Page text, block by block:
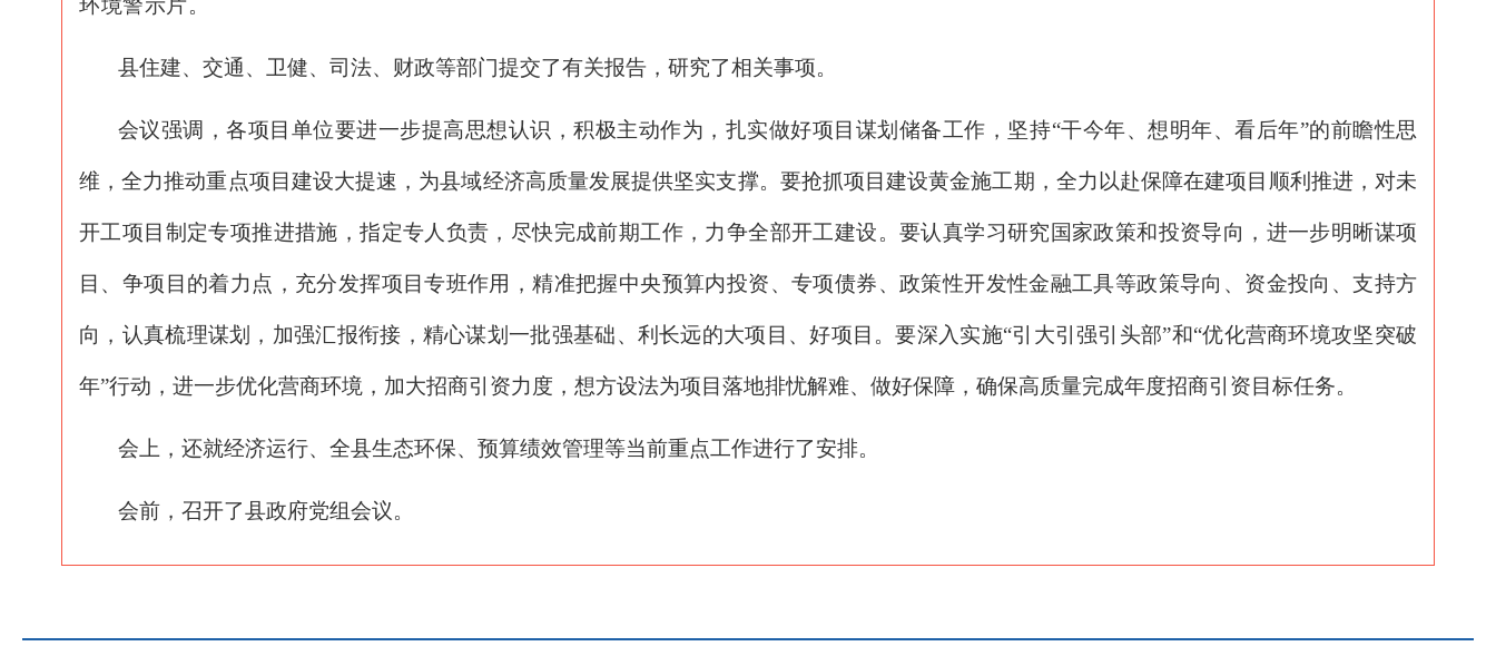
环境警示片。
县住建、交通、卫健、司法、财政等部门提交了有关报告，研究了相关事项。
会议强调，各项目单位要进一步提高思想认识，积极主动作为，扎实做好项目谋划储备工作，坚持“干今年、想明年、看后年”的前瞻性思
维，全力推动重点项目建设大提速，为县域经济高质量发展提供坚实支撑。要抢抓项目建设黄金施工期，全力以赴保障在建项目顺利推进，对未
开工项目制定专项推进措施，指定专人负责，尽快完成前期工作，力争全部开工建设。要认真学习研究国家政策和投资导向，进一步明晰谋项
目、争项目的着力点，充分发挥项目专班作用，精准把握中央预算内投资、专项债券、政策性开发性金融工具等政策导向、资金投向、支持方
向，认真梳理谋划，加强汇报衔接，精心谋划一批强基础、利长远的大项目、好项目。要深入实施“引大引强引头部”和“优化营商环境攻坚突破
年”行动，进一步优化营商环境，加大招商引资力度，想方设法为项目落地排忧解难、做好保障，确保高质量完成年度招商引资目标任务。
会上，还就经济运行、全县生态环保、预算绩效管理等当前重点工作进行了安排。
会前，召开了县政府党组会议。